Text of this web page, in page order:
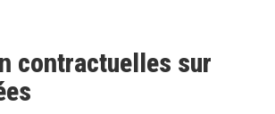
contractuelles sur